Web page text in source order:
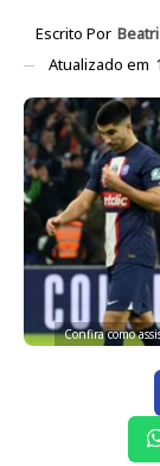
Escrito Por
Atualizado em
Confira como